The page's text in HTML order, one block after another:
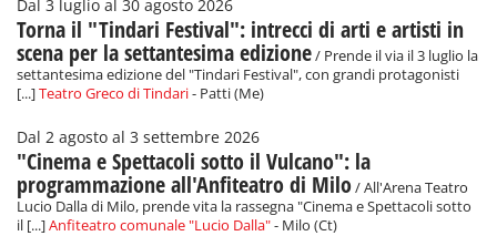
Dal 3 luglio al 30 agosto 2026
Torna il "Tindari Festival": intrecci di arti e artisti in
scena per la settantesima edizione/ Prende il via il 3 luglio la
settantesima edizione del "Tindari Festival", con grandi protagonisti
[...]Teatro Greco di Tindari- Patti (Me)
Dal 2 agosto al 3 settembre 2026
"Cinema e Spettacoli sotto il Vulcano": la
programmazione all'Anfiteatro di Milo/ All'Arena Teatro
Lucio Dalla di Milo, prende vita la rassegna "Cinema e Spettacoli sotto
il [...]Anfiteatro comunale "Lucio Dalla"- Milo (Ct)